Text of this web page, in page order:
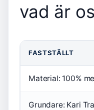
vad är
FASTSTÄLLT
Material: 100%
Grundare: Kari